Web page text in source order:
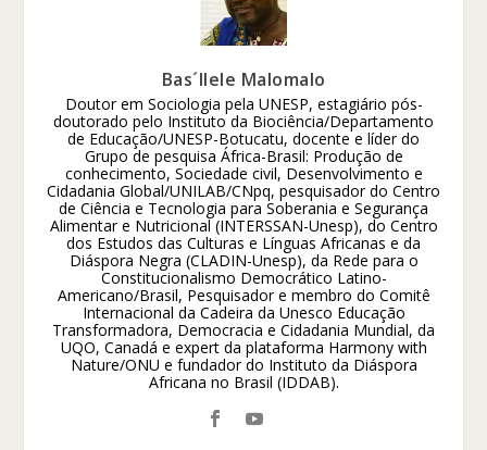
Bas´Ilele Malomalo
Doutor em Sociologia pela UNESP, estagiário pós-
doutorado pelo Instituto da Biociência/Departamento
de Educação/UNESP-Botucatu, docente e líder do
Grupo de pesquisa África-Brasil: Produção de
conhecimento, Sociedade civil, Desenvolvimento e
Cidadania Global/UNILAB/CNpq, pesquisador do Centro
de Ciência e Tecnologia para Soberania e Segurança
Alimentar e Nutricional (INTERSSAN-Unesp), do Centro
dos Estudos das Culturas e Línguas Africanas e da
Diáspora Negra (CLADIN-Unesp), da Rede para o
Constitucionalismo Democrático Latino-
Americano/Brasil, Pesquisador e membro do Comitê
Internacional da Cadeira da Unesco Educação
Transformadora, Democracia e Cidadania Mundial, da
UQO, Canadá e expert da plataforma Harmony with
Nature/ONU e fundador do Instituto da Diáspora
Africana no Brasil (IDDAB).